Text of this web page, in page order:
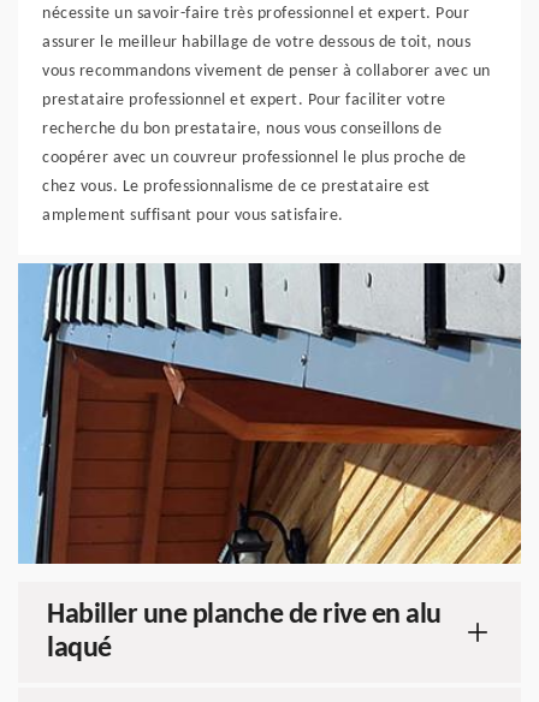
nécessite un savoir-faire très professionnel et expert. Pour
assurer le meilleur habillage de votre dessous de toit, nous
vous recommandons vivement de penser à collaborer avec un
prestataire professionnel et expert. Pour faciliter votre
recherche du bon prestataire, nous vous conseillons de
coopérer avec un couvreur professionnel le plus proche de
chez vous. Le professionnalisme de ce prestataire est
amplement suffisant pour vous satisfaire.
Habiller une planche de rive en alu
laqué